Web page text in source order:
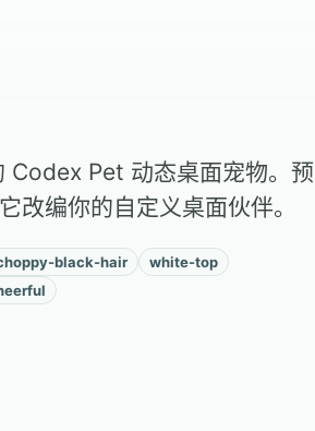
Codex Pet 动态桌面宠物。预
改编你的自定义桌面伙伴。
black-hair
white-top